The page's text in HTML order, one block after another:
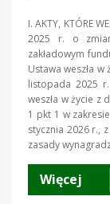
I. AKTY, KTÓRE
2025 r. o
zakładowym
Ustawa weszła
listopada 2025
weszła w życie z
1 pkt 1 w
stycznia 2026 r.,
zasady
Więcej